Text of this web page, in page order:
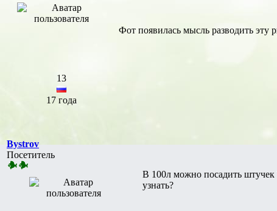
13
17 года
Фот появилась мысль разводить эту
Bystrov
Посетитель
В 100л можно посадить штучек
узнать?